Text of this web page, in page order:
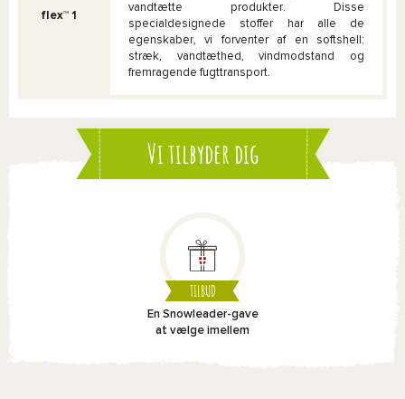
flex™ 1
vandtætte produkter. Disse
specialdesignede stoffer har alle de
egenskaber, vi forventer af en softshell:
stræk, vandtæthed, vindmodstand og
fremragende fugttransport.
Vi tilbyder dig
TILBUD
En Snowleader-gave
at vælge imellem